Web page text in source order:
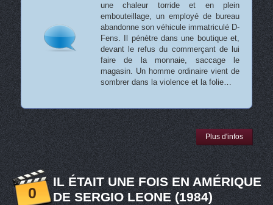
une chaleur torride et en plein
embouteillage, un employé de bureau
abandonne son véhicule immatriculé D-
Fens. Il pénètre dans une boutique et,
devant le refus du commerçant de lui
faire de la monnaie, saccage le
magasin. Un homme ordinaire vient de
sombrer dans la violence et la folie…
Plus d'infos
0
IL ÉTAIT UNE FOIS EN AMÉRIQUE
DE SERGIO LEONE (1984)